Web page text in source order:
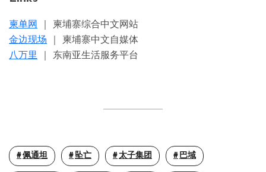
柬单网
｜ 柬埔寨综合中文网站
金边现场 ｜ 柬埔寨中文自媒体
八万里
｜ 东南亚生活服务平台
佩通坦 坠亡 太子集团 巴域